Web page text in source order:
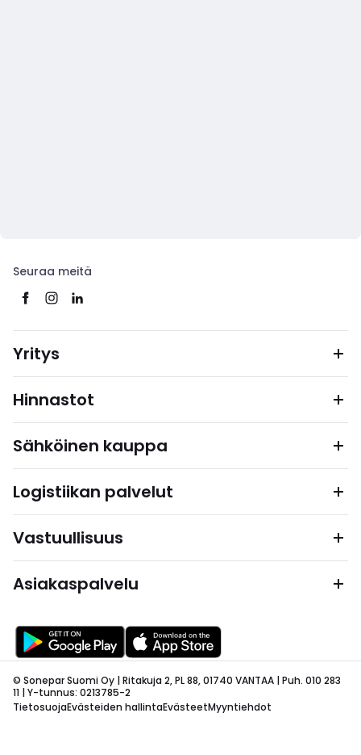
Seuraa meitä
Yritys
Hinnastot
Sähköinen kauppa
Logistiikan palvelut
Vastuullisuus
Asiakaspalvelu
© Sonepar Suomi Oy | Ritakuja 2, PL 88, 01740 VANTAA | Puh. 010 283
11 | Y-tunnus: 0213785-2
TietosuojaEvästeiden hallintaEvästeetMyyntiehdot